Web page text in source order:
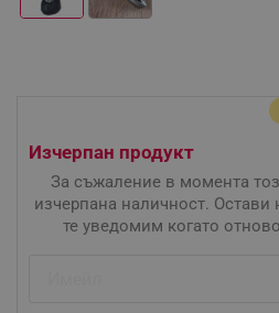
Изчерпан продукт
За съжаление в момента
изчерпана наличност. Остави
те уведомим когато